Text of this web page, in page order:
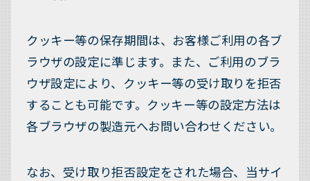
クッキー等の保存期間は、お客様ご利用の各ブ
ラウザの設定に準じます。また、ご利用のブラ
ウザ設定により、クッキー等の受け取りを拒否
することも可能です。クッキー等の設定方法は
各ブラウザの製造元へお問い合わせください。
なお、受け取り拒否設定をされた場合、当サイ